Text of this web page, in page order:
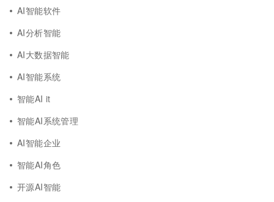
AI智能软件
AI分析智能
AI大数据智能
AI智能系统
智能AI it
智能AI系统管理
AI智能企业
智能AI角色
开源AI智能